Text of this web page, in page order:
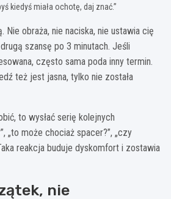
kiedyś miała ochotę, daj znać.”
Nie obraża, nie naciska, nie ustawia cię
szansę po 3 minutach. Jeśli
często sama poda inny termin.
też jest jasna, tylko nie została
to wysłać serię kolejnych
„to może chociaż spacer?”, „czy
reakcja buduje dyskomfort i zostawia
nie